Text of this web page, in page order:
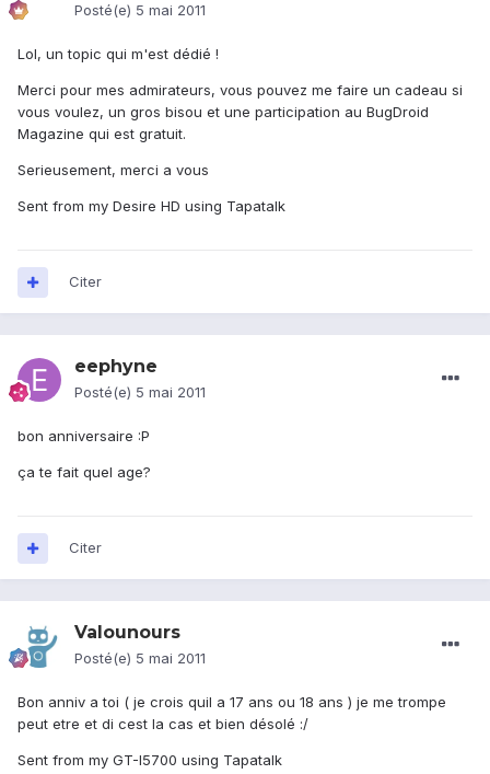
Posté(e) 5 mai 2011
Lol, un topic qui m'est dédié !
Merci pour mes admirateurs, vous pouvez me faire un cadeau si
vous voulez, un gros bisou et une participation au BugDroid
Magazine qui est gratuit.
Serieusement, merci a vous
Sent from my Desire HD using Tapatalk
Citer
eephyne
Posté(e) 5 mai 2011
bon anniversaire :P
ça te fait quel age?
Citer
Valounours
Posté(e) 5 mai 2011
Bon anniv a toi ( je crois quil a 17 ans ou 18 ans ) je me trompe
peut etre et di cest la cas et bien désolé :/
Sent from my GT-I5700 using Tapatalk